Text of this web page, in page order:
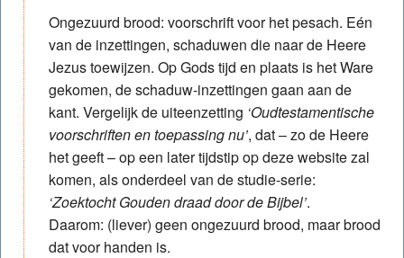
Ongezuurd brood: voorschrift voor het pesach. Eén
van de inzettingen, schaduwen die naar de Heere
Jezus toewijzen. Op Gods tijd en plaats is het Ware
gekomen, de schaduw-inzettingen gaan aan de
kant. Vergelijk de uiteenzetting ‘Oudtestamentische
voorschriften en toepassing nu’, dat – zo de Heere
het geeft – op een later tijdstip op deze website zal
komen, als onderdeel van de studie-serie:
‘Zoektocht Gouden draad door de Bijbel’.
Daarom: (liever) geen ongezuurd brood, maar brood
dat voor handen is.